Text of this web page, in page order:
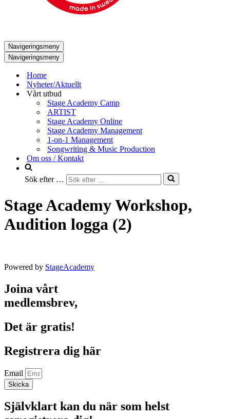
Navigeringsmeny
Navigeringsmeny
Home
Nyheter/Aktuellt
Vårt utbud
Stage Academy Camp
ARTIST
Stage Academy Online
Stage Academy Management
1-on-1 Management
Songwriting & Music Production
Om oss / Kontakt
Sök efter …
Stage Academy Workshop,
Audition logga (2)
Powered by StageAcademy
Joina vårt
medlemsbrev,
Det är gratis!
Registrera dig här
Email
Skicka
Självklart kan du när som helst